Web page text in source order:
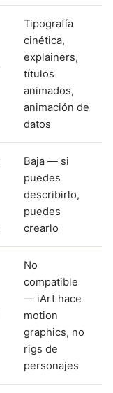
Tipografía
cinética,
explainers,
títulos
animados,
animación de
datos
Baja — si
puedes
describirlo,
puedes
crearlo
No
compatible
— iArt hace
motion
graphics, no
rigs de
personajes